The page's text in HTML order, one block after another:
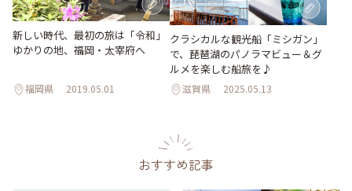
新しい時代、最初の旅は「令和」
ゆかりの地、福岡・太宰府へ
福岡県 2019.05.01
クラシカルな観光船「ミシガン」
で、琵琶湖のパノラマビュー＆グ
ルメを楽しむ船旅を♪
滋賀県 2025.05.13
おすすめ記事